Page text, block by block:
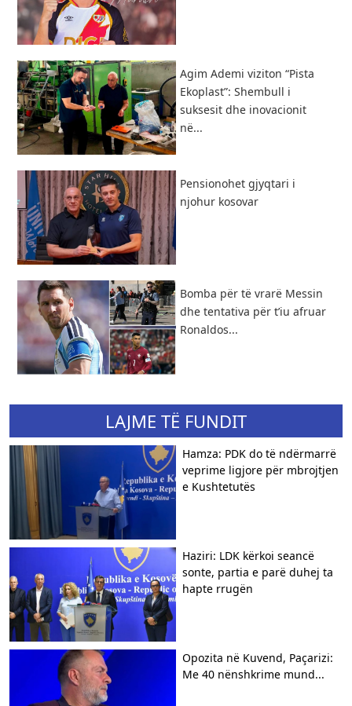
Agim Ademi viziton “Pista
Ekoplast”: Shembull i
suksesit dhe inovacionit
në...
Pensionohet gjyqtari i
njohur kosovar
Bomba për të vrarë Messin
dhe tentativa për t’iu afruar
Ronaldos...
LAJME TË FUNDIT
Hamza: PDK do të ndërmarrë
veprime ligjore për mbrojtjen
e Kushtetutës
Haziri: LDK kërkoi seancë
sonte, partia e parë duhej ta
hapte rrugën
Opozita në Kuvend, Paçarizi:
Me 40 nënshkrime mund...